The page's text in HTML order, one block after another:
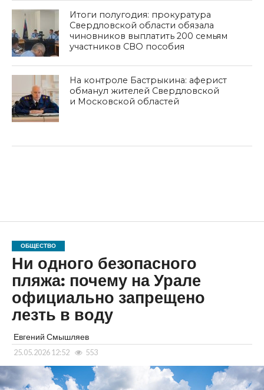
Итоги полугодия: прокуратура
Свердловской области обязала
чиновников выплатить 200 семьям
участников СВО пособия
На контроле Бастрыкина: аферист
обманул жителей Свердловской
и Московской областей
ОБЩЕСТВО
Ни одного безопасного
пляжа: почему на Урале
официально запрещено
лезть в воду
Евгений Смышляев
25.05.2026 12:52 553